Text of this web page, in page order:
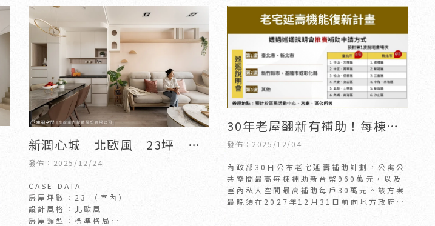
新潤心城│北歐風│23坪｜新
竹室內設計｜竹北室內設計
發佈：2025/12/24
CASE DATA
房屋坪數：23 （室內）
設計風格：北歐風
房屋類型：標準格局
30年老屋翻新有補助！每棟最
高960萬 高齡或弱勢加碼｜新
竹老屋翻新｜竹北老屋翻新
發佈：2025/12/04
內政部30日公布老宅延壽補助計劃，公寓公
共空間最高每棟補助新台幣960萬元，以及
室內私人空間最高補助每戶30萬元。該方案
最晚須在2027年12月31日前向地方政府申